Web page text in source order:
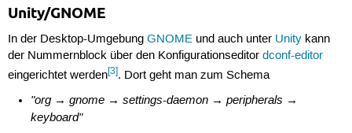
Unity/GNOME
In der Desktop-Umgebung GNOMEund auch unter Unitykann
der Nummernblock über den Konfigurationseditor dconf-editor
eingerichtet werden[3]. Dort geht man zum Schema
"org → gnome → settings-daemon → peripherals →
keyboard"